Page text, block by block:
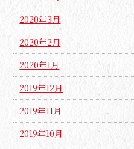
2020年3月
2020年2月
2020年1月
2019年12月
2019年11月
2019年10月